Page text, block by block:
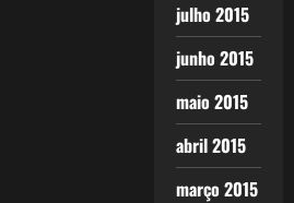
julho 2015
junho 2015
maio 2015
abril 2015
março 2015